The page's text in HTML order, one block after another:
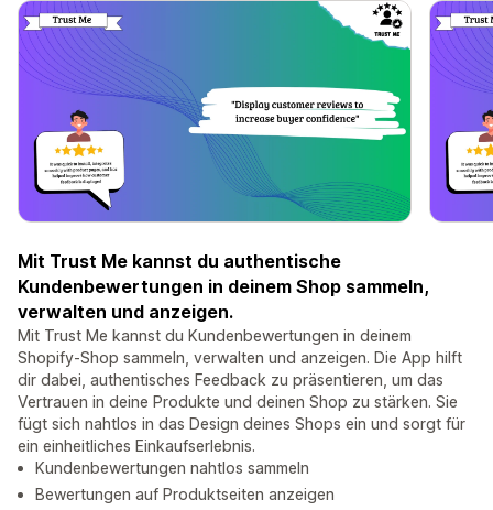
Mit Trust Me kannst du authentische
Kundenbewertungen in deinem Shop sammeln,
verwalten und anzeigen.
Mit Trust Me kannst du Kundenbewertungen in deinem
Shopify-Shop sammeln, verwalten und anzeigen. Die App hilft
dir dabei, authentisches Feedback zu präsentieren, um das
Vertrauen in deine Produkte und deinen Shop zu stärken. Sie
fügt sich nahtlos in das Design deines Shops ein und sorgt für
ein einheitliches Einkaufserlebnis.
Kundenbewertungen nahtlos sammeln
Bewertungen auf Produktseiten anzeigen